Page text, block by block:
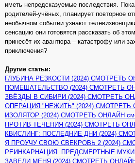
иметь непредсказуемые последствия.
родителей-учёных, планирует повторное
необычном событии узнают
сенсацию они готовятся рассказать об
принесёт их авантюра – катастрофу или
приключения?
Другие статьи:
ГЛУБИНА РЕЗКОСТИ (2024) СМОТРЕТЬ
ПОМЕШАТЕЛЬСТВО (2024) СМОТРЕТЬ
ЗВЁЗДЫ В СИБИРИ (2024) СМОТРЕТЬ
ОПЕРАЦИЯ "НЕЖИТЬ" (2024) СМОТРЕТЬ
ИЗОЛЯТОР (2024) СМОТРЕТЬ ОНЛАЙН
ПРОТИВ ТЕЧЕНИЯ (2024) СМОТРЕТЬ
КВИСЛИНГ: ПОСЛЕДНИЕ ДНИ (2024)
Я ПРОУЧУ СВОЮ СВЕКРОВЬ 2 (2024)
РЕИНКАРНАЦИЯ. ПРЕДСМЕРТНЫЕ МУКИ
ЗАВЕДИ МЕНЯ (2024) СМОТРЕТЬ ОНЛАЙН